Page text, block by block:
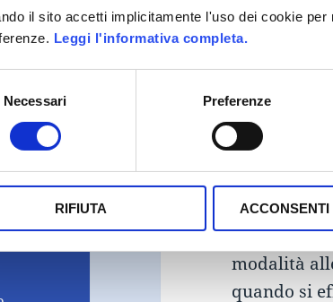
il sito accetti implicitamente l'uso dei cookie
Leggi l'informativa completa.
Necessari Preferenze
RIFIUTA
l’utente è
nuovamente.
Carrefour
è la
nostro
tentativi al
indurrà i
modalità
quando si